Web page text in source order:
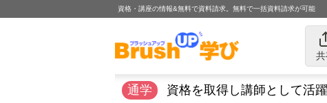
資格・講座の情報&無料で資料請求。無料で一括資料請求が可能
通学 資格を取得し講師として活躍